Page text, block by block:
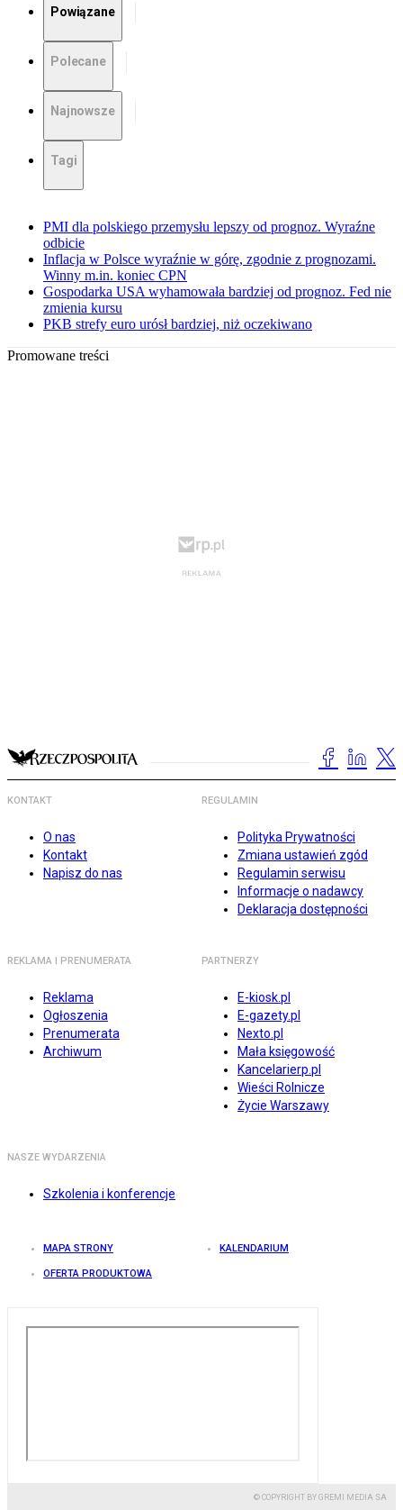
Powiązane
Polecane
Najnowsze
Tagi
PMI dla polskiego przemysłu lepszy od prognoz. Wyraźne
odbicie
Inflacja w Polsce wyraźnie w górę, zgodnie z prognozami.
Winny m.in. koniec CPN
Gospodarka USA wyhamowała bardziej od prognoz. Fed nie
zmienia kursu
PKB strefy euro urósł bardziej, niż oczekiwano
Promowane treści
KONTAKT
O nas
Kontakt
Napisz do nas
REGULAMIN
Polityka Prywatności
Zmiana ustawień zgód
Regulamin serwisu
Informacje o nadawcy
Deklaracja dostępności
REKLAMA I PRENUMERATA
Reklama
Ogłoszenia
Prenumerata
Archiwum
PARTNERZY
E-kiosk.pl
E-gazety.pl
Nexto.pl
Mała księgowość
Kancelarierp.pl
Wieści Rolnicze
Życie Warszawy
NASZE WYDARZENIA
Szkolenia i konferencje
MAPA STRONY KALENDARIUM
OFERTA PRODUKTOWA
© COPYRIGHT BY GREMI MEDIA SA